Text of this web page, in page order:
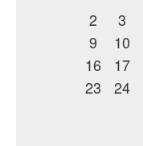
2
3
9
10
16
17
23
24